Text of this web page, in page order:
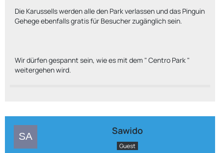
Die Karussells werden alle den Park verlassen und das Pinguin
Gehege ebenfalls gratis für Besucher zugänglich sein.
Wir dürfen gespannt sein, wie es mit dem " Centro Park "
weitergehen wird.
Sawido
Guest